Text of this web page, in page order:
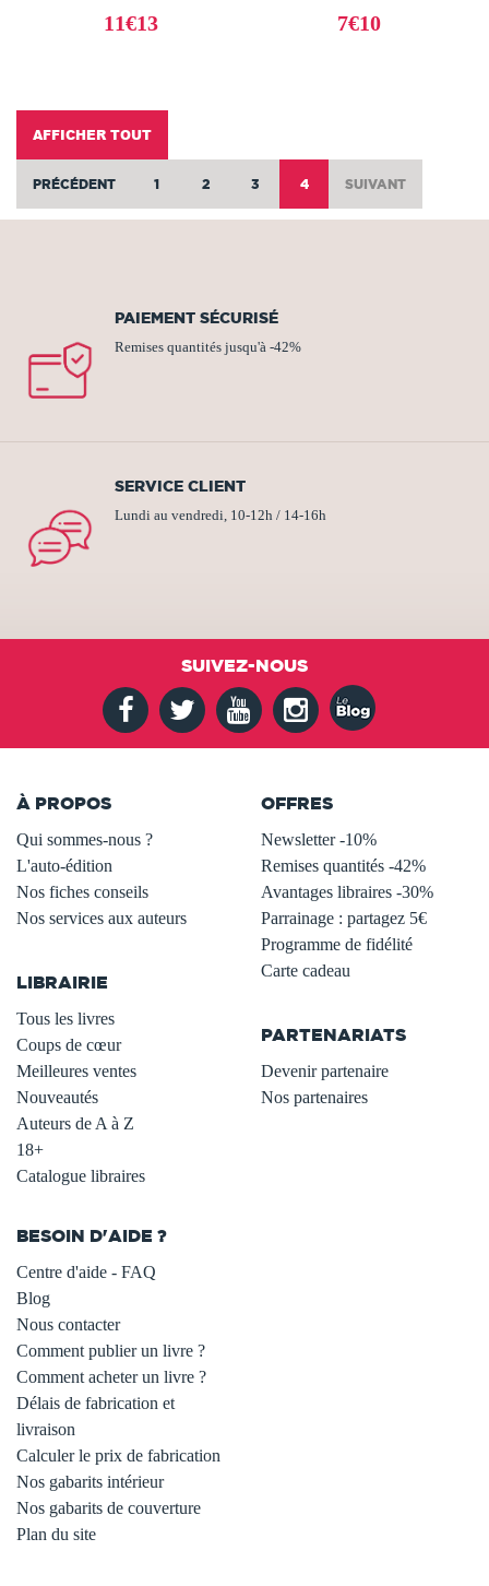
11€13 7€10
AFFICHER TOUT
PRÉCÉDENT 1 2 3 4 SUIVANT
PAIEMENT SÉCURISÉ
Remises quantités jusqu'à -42%
SERVICE CLIENT
Lundi au vendredi, 10-12h / 14-16h
SUIVEZ-NOUS
À PROPOS
Qui sommes-nous ?
L'auto-édition
Nos fiches conseils
Nos services aux auteurs
LIBRAIRIE
Tous les livres
Coups de cœur
Meilleures ventes
Nouveautés
Auteurs de A à Z
18+
Catalogue libraires
OFFRES
Newsletter -10%
Remises quantités -42%
Avantages libraires -30%
Parrainage : partagez 5€
Programme de fidélité
Carte cadeau
PARTENARIATS
Devenir partenaire
Nos partenaires
BESOIN D'AIDE ?
Centre d'aide - FAQ
Blog
Nous contacter
Comment publier un livre ?
Comment acheter un livre ?
Délais de fabrication et
livraison
Calculer le prix de fabrication
Nos gabarits intérieur
Nos gabarits de couverture
Plan du site